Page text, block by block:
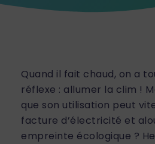
Quand il fait chaud, on a
réflexe : allumer la clim !
que son utilisation peut
facture d’électricité et
empreinte écologique ?